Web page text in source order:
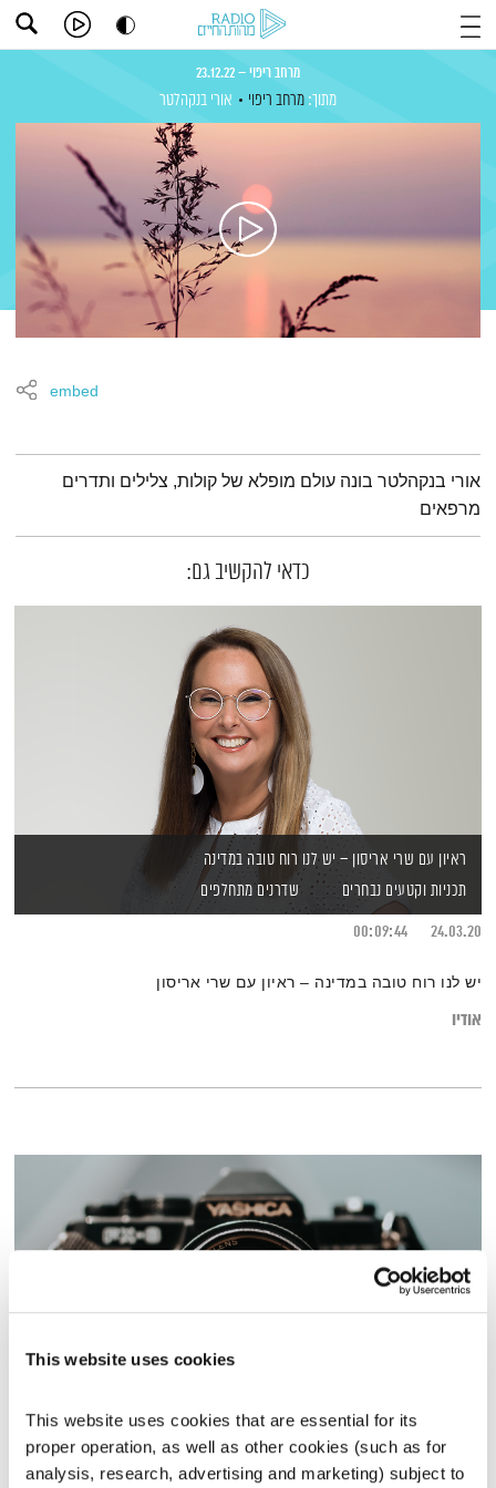
This website uses cookies
This website uses cookies that are essential for its
proper operation, as well as other cookies (such as for
analysis, research, advertising and marketing) subject to
מרחב ריפוי – 23.12.22
מתוך: מרחב ריפוי אורי בנקהלטר
embed
תמצית הפודקאסט
אורי בנקהלטר בונה עולם מופלא של קולות, צלילים ותדרים
מרפאים
כדאי להקשיב גם:
ראיון עם שרי אריסון – יש לנו רוח טובה במדינה
תכניות וקטעים נבחרים
שדרנים מתחלפים
24.03.20
00:09:44
יש לנו רוח טובה במדינה – ראיון עם שרי אריסון
אודיו
אסימונים
ענת קלו לברון
29.04.14
00:58:24